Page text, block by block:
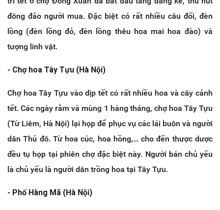
đông đảo người mua. Đặc biệt có rất nhiều câu đối, đèn
lồng (đèn lồng đỏ, đèn lồng thêu hoa mai hoa đào) và
tượng linh vật.
- Chợ hoa Tây Tựu (Hà Nội)
Chợ hoa Tây Tựu vào dịp tết có rất nhiều hoa và cây cảnh
tết. Các ngày rằm và mùng 1 hàng tháng, chợ hoa Tây Tựu
(Từ Liêm, Hà Nội) lại họp để phục vụ các lái buôn và người
dân Thủ đô. Từ hoa cúc, hoa hồng,… cho đến thược dược
đều tụ họp tại phiên chợ đặc biệt này. Người bán chủ yếu
là chủ yếu là người dân trồng hoa tại Tây Tựu.
- Phố Hàng Mã (Hà Nội)